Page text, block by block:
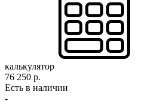
калькулятор
76 250 р.
Есть в наличии
-